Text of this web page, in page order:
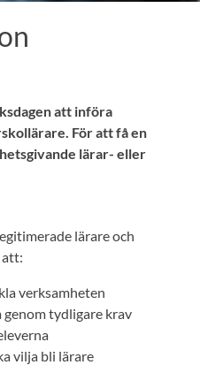
att införa
För att få en
lärar- eller
lärare och
att:
verksamheten
tydligare krav
vilja bli lärare